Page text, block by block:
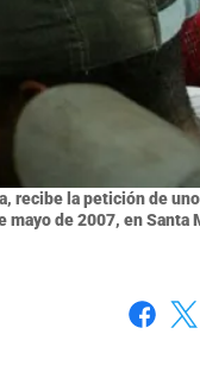
recibe la petición de
de 2007, en Santa